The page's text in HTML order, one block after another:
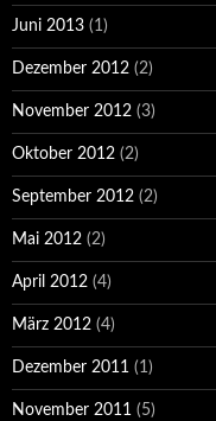
Juni 2013 (1)
Dezember 2012 (2)
November 2012 (3)
Oktober 2012 (2)
September 2012 (2)
Mai 2012 (2)
April 2012 (4)
März 2012 (4)
Dezember 2011 (1)
November 2011 (5)